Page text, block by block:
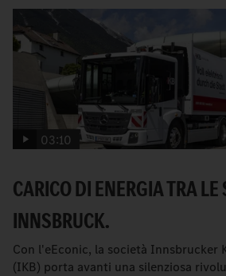
03:10
CARICO DI ENERGIA TRA
INNSBRUCK.
Con l'eEconic, la società Innsbrucker
(IKB) porta avanti una silenziosa